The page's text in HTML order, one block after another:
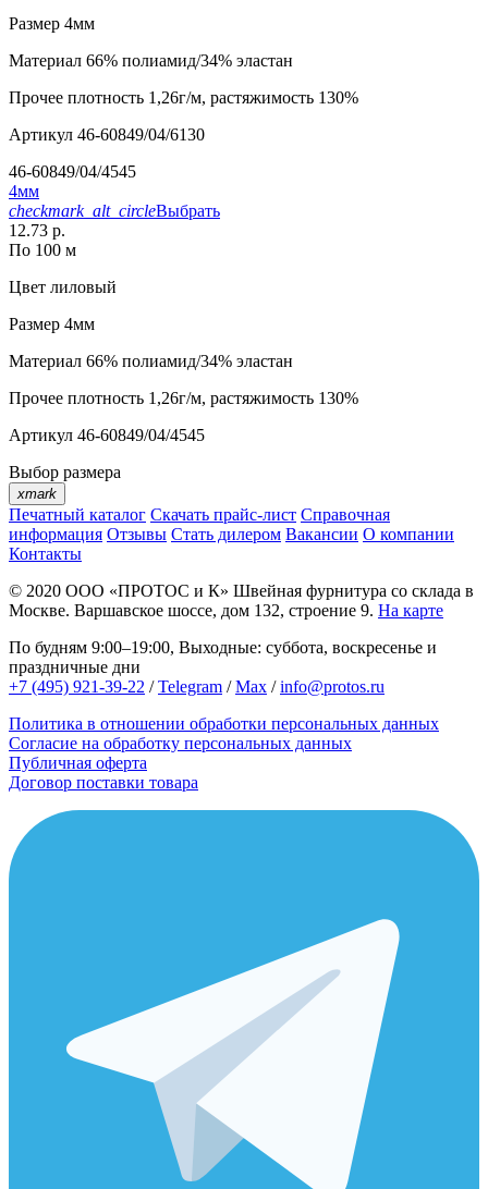
Размер 4мм
Материал 66% полиамид/34% эластан
Прочее плотность 1,26г/м, растяжимость 130%
Артикул 46-60849/04/6130
46-60849/04/4545
4мм
checkmark_alt_circleВыбрать
12.73 р.
По 100 м
Цвет лиловый
Размер 4мм
Материал 66% полиамид/34% эластан
Прочее плотность 1,26г/м, растяжимость 130%
Артикул 46-60849/04/4545
Выбор размера
xmark
Печатный каталог Скачать прайс-лист Справочная
информация Отзывы Стать дилером Вакансии О компании
Контакты
© 2020 ООО «ПРОТОС и К» Швейная фурнитура со склада в
Москве. Варшавское шоссе, дом 132, строение 9. На карте
По будням 9:00–19:00, Выходные: суббота, воскресенье и
праздничные дни
+7 (495) 921-39-22 /Telegram /Max /info@protos.ru
Политика в отношении обработки персональных данных
Согласие на обработку персональных данных
Публичная оферта
Договор поставки товара